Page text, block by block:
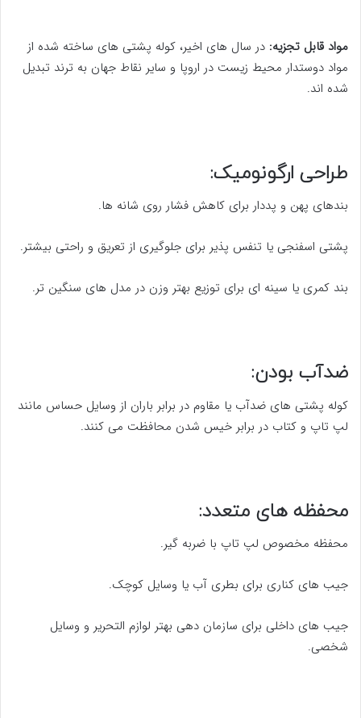
مواد قابل تجزیه: در سال های اخیر، کوله پشتی های ساخته شده از
مواد دوستدار محیط زیست در اروپا و سایر نقاط جهان به ترند تبدیل
شده اند.
طراحی ارگونومیک:
بندهای پهن و پددار برای کاهش فشار روی شانه ها.
پشتی اسفنجی یا تنفس پذیر برای جلوگیری از تعریق و راحتی بیشتر.
بند کمری یا سینه ای برای توزیع بهتر وزن در مدل های سنگین تر.
ضدآب بودن:
کوله پشتی های ضدآب یا مقاوم در برابر باران از وسایل حساس مانند
لپ تاپ و کتاب در برابر خیس شدن محافظت می کنند.
محفظه های متعدد:
محفظه مخصوص لپ تاپ با ضربه گیر.
جیب های کناری برای بطری آب یا وسایل کوچک.
جیب های داخلی برای سازمان دهی بهتر لوازم التحریر و وسایل
شخصی.